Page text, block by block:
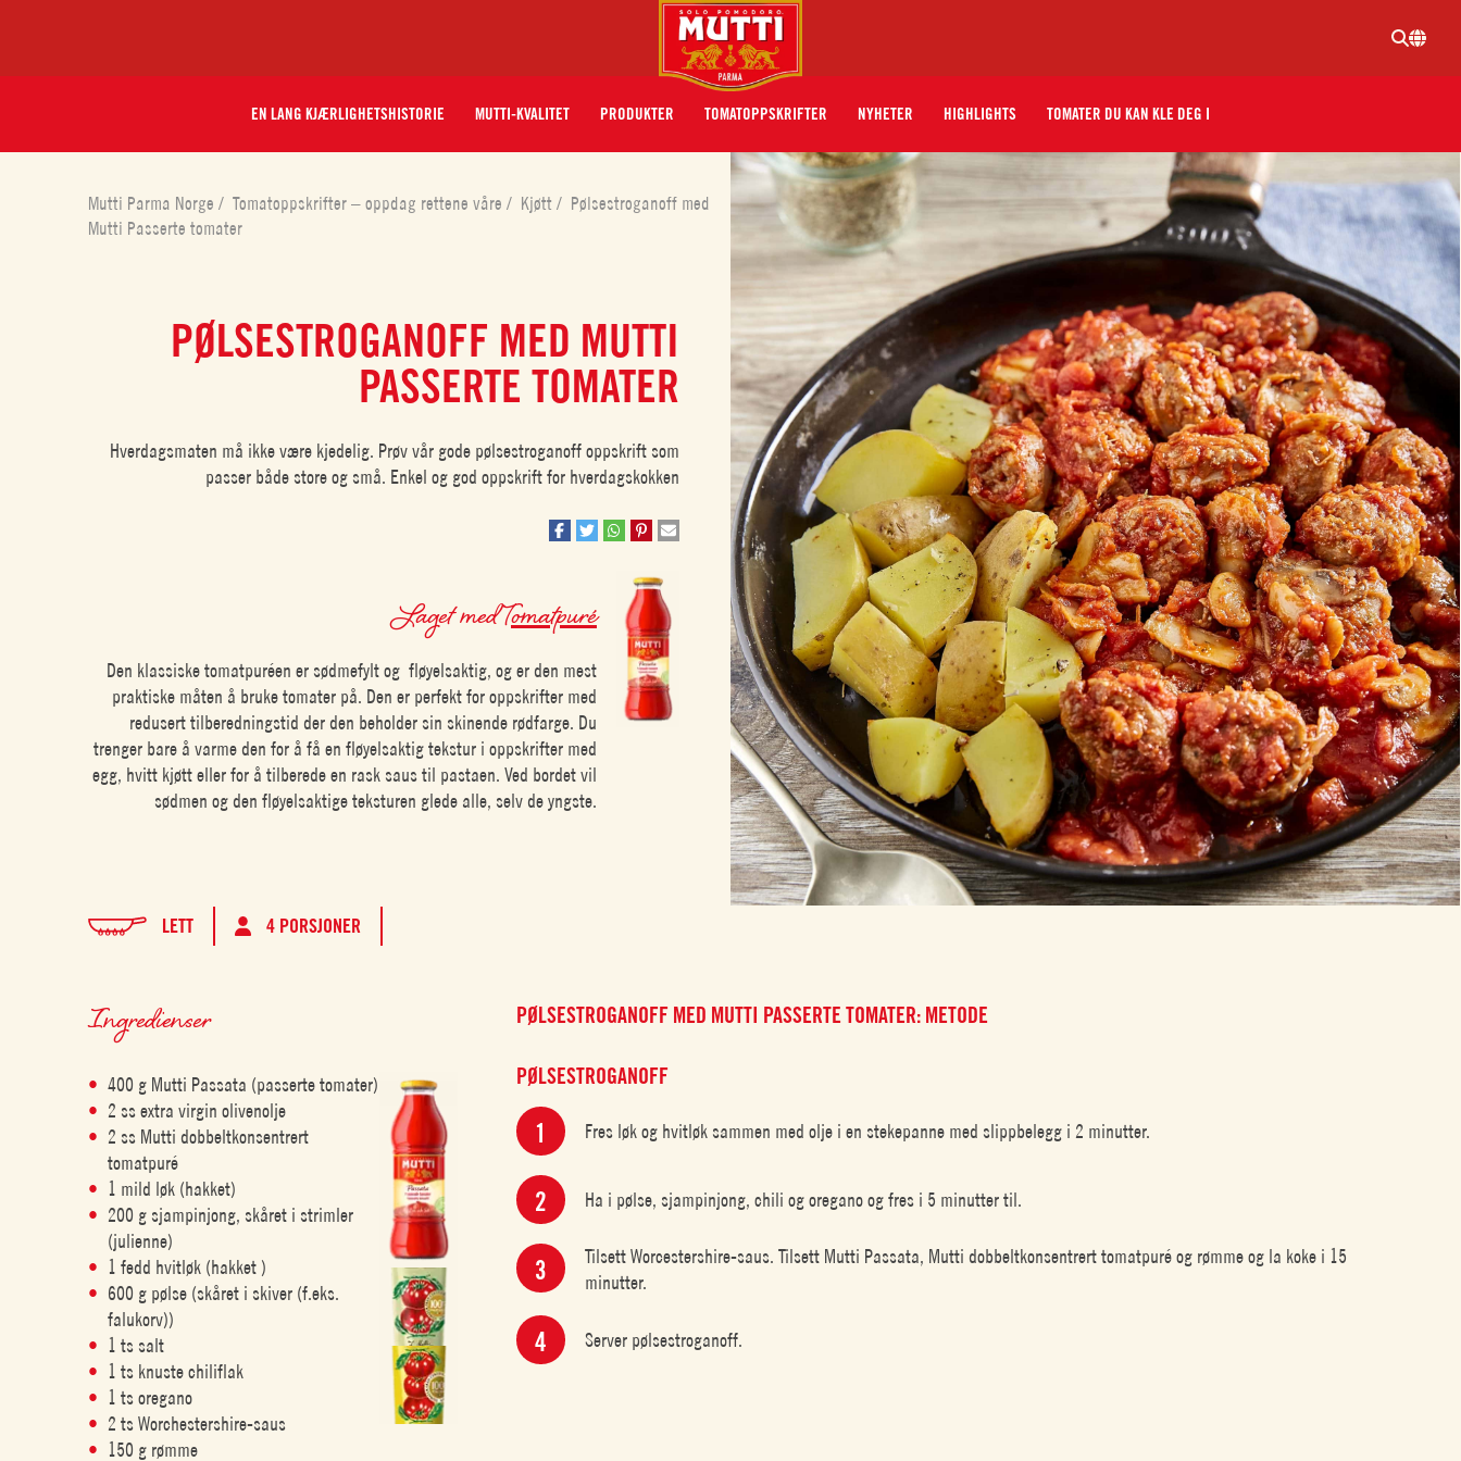
EN LANG KJÆRLIGHETSHISTORIE MUTTI-KVALITET PRODUKTER TOMATOPPSKRIFTER NYHETER HIGHLIGHTS TOMATER DU KAN KLE DEG I
Mutti Parma Norge/ Tomatoppskrifter – oppdag rettene våre/ Kjøtt/ Pølsestroganoff med
Mutti Passerte tomater
PØLSESTROGANOFF MED MUTTI
PASSERTE TOMATER
Hverdagsmaten må ikke være kjedelig. Prøv vår gode pølsestroganoff oppskrift som
passer både store og små. Enkel og god oppskrift for hverdagskokken
Laget medTomatpuré
Den klassiske tomatpuréen er sødmefylt og fløyelsaktig, og er den mest
praktiske måten å bruke tomater på. Den er perfekt for oppskrifter med
redusert tilberedningstid der den beholder sin skinende rødfarge. Du
trenger bare å varme den for å få en fløyelsaktig tekstur i oppskrifter med
egg, hvitt kjøtt eller for å tilberede en rask saus til pastaen. Ved bordet vil
sødmen og den fløyelsaktige teksturen glede alle, selv de yngste.
LETT 4 PORSJONER
Ingredienser
400 g Mutti Passata (passerte tomater)
2 ss extra virgin olivenolje
2 ss Mutti dobbeltkonsentrert
tomatpuré
1 mild løk (hakket)
200 g sjampinjong, skåret i strimler
(julienne)
1 fedd hvitløk (hakket )
600 g pølse (skåret i skiver (f.eks.
falukorv))
1 ts salt
1 ts knuste chiliflak
1 ts oregano
2 ts Worchestershire-saus
150 g rømme
PØLSESTROGANOFF MED MUTTI PASSERTE TOMATER: METODE
PØLSESTROGANOFF
Fres løk og hvitløk sammen med olje i en stekepanne med slippbelegg i 2 minutter.
Ha i pølse, sjampinjong, chili og oregano og fres i 5 minutter til.
Tilsett Worcestershire-saus. Tilsett Mutti Passata, Mutti dobbeltkonsentrert tomatpuré og rømme og la koke i 15
minutter.
Server pølsestroganoff.